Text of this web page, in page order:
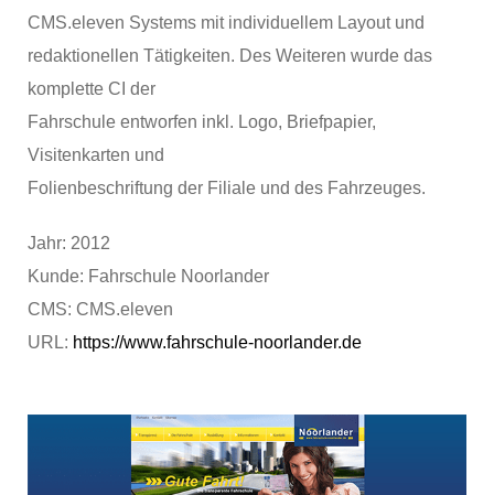
CMS.eleven Systems mit individuellem Layout und
redaktionellen Tätigkeiten. Des Weiteren wurde das
komplette CI der
Fahrschule entworfen inkl. Logo, Briefpapier,
Visitenkarten und
Folienbeschriftung der Filiale und des Fahrzeuges.
Jahr: 2012
Kunde: Fahrschule Noorlander
CMS: CMS.eleven
URL: https://www.fahrschule-noorlander.de